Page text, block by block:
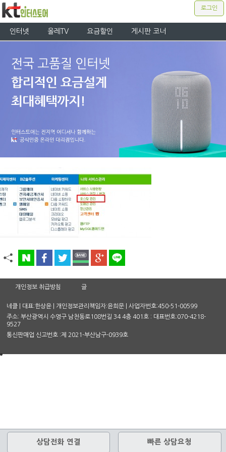
로그인
인터넷 올레TV 요금할인 게시판 코너
개인정보 취급방침 글
네클 | 대표:한상윤 | 개인정보관리책임자:윤희문 | 사업자번호:450-51-00599
주소: 부산광역시 수영구 남천동로108번길 34 4층 401호 : 대표번호:070-4218-
9527
통신판매업 신고번호 :제 2021-부산남구-0939호
상담전화 연결 빠른 상담요청